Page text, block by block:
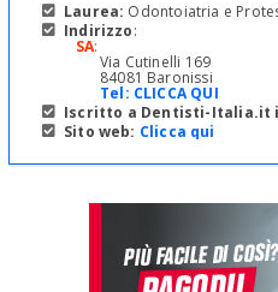
Laurea: Odontoiatria e
Indirizzo:
SA:
Via Cutinelli 169
84081 Baronissi
Tel: CLICCA QUI
Iscritto a Dentisti-Italia.it
Sito web: Clicca qui